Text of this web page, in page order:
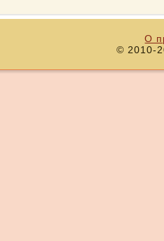
О
© 2010-